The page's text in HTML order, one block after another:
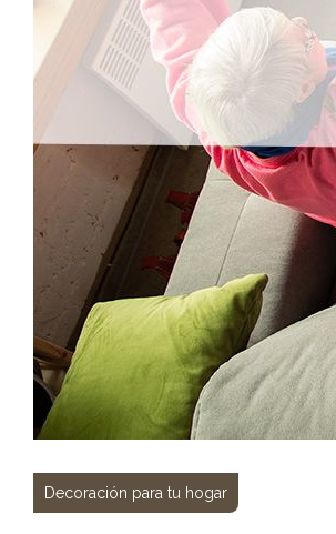
Decoración para tu hogar